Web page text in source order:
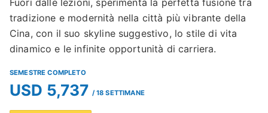
tradizione e modernità nella città più vibrante della
Cina, con il suo skyline suggestivo, lo stile di vita
dinamico e le infinite opportunità di carriera.
SEMESTRE COMPLETO
USD 5,737 / 18 SETTIMANE